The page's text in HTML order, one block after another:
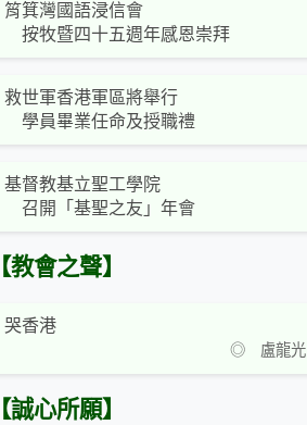
筲箕灣國語浸信會
按牧暨四十五週年感恩崇拜
救世軍香港軍區將舉行
學員畢業任命及授職禮
基督教基立聖工學院
召開「基聖之友」年會
【教會之聲】
哭香港
◎ 盧龍光
【誠心所願】